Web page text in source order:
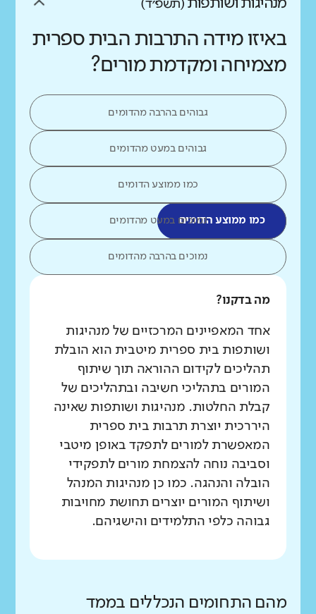
(תשפ״ד)
באיזו מידה התרבות הבית ספרית
מצמיחה ומקדמת מורים?
גבוהים בהרבה מהדומים
גבוהים במעט מהדומים
כמו ממוצע הדומים
כמו ממוצע הדומיםנמוכים במעט מהדומים
נמוכים בהרבה מהדומים
מה בדקנו?
אחד המאפיינים המרכזיים של מנהיגות
ושותפות בית ספרית מיטבית הוא הובלת
תהליכים לקידום ההוראה תוך שיתוף
המורים בתהליכי חשיבה ובתהליכים של
קבלת החלטות. מנהיגות ושותפות שאינה
היררכית יוצרת תרבות בית ספרית
המאפשרת למורים לתפקד באופן מיטבי
וסביבה נוחה להצמחת מורים לתפקידי
הובלה והנהגה. כמו כן מנהיגות המנהל
ושיתוף המורים יוצרים תחושת מחויבות
גבוהה כלפי התלמידים והישגיהם.
מהם התחומים הנכללים בממד